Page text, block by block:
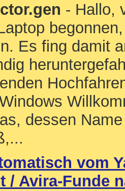
- Hallo,
Es fing damit
dessen
vom
/ Avira-Funde